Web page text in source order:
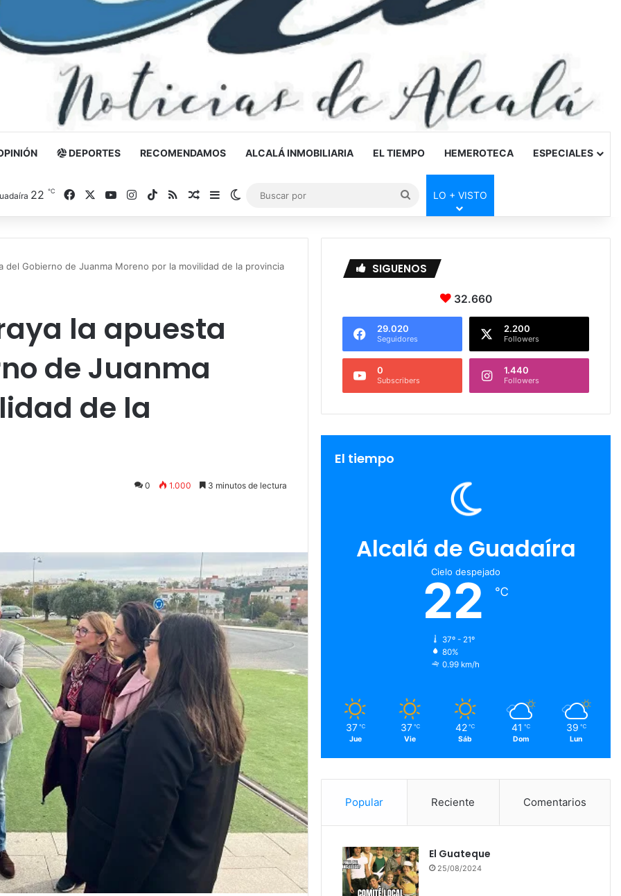
DEPORTES RECOMENDAMOS ALCALÁ INMOBILIARIA EL TIEMPO HEMEROTECA ESPECIALES
22 ℃ FacebookYouTubeInstagram
TikTokRSSNoticia al azar
Barra lateral
Switch skin
Buscar
por
LO + VISTO
del Gobierno de Juanma Moreno por la movilidad de la provincia
la apuesta
de Juanma
de la
0 1.000 3 minutos de lectura
SIGUENOS
32.660
29.020
Seguidores
2.200
Followers
0
Subscribers
1.440
Followers
El tiempo
Alcalá de Guadaíra
Cielo despejado
22 ℃
37º - 21º
80%
0.99 km/h
37 ℃
Jue
37 ℃
Vie
42 ℃
Sáb
41 ℃
Dom
39 ℃
Lun
Popular Reciente Comentarios
El Guateque
25/08/2024